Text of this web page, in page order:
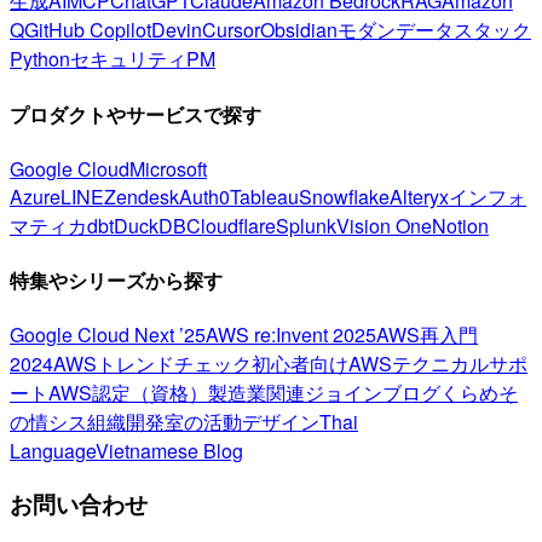
QGitHub CopilotDevinCursorObsidianモダンデータスタック
PythonセキュリティPM
プロダクトやサービスで探す
Google CloudMicrosoft
AzureLINEZendeskAuth0TableauSnowflakeAlteryxインフォ
マティカdbtDuckDBCloudflareSplunkVision OneNotion
特集やシリーズから探す
Google Cloud Next ’25AWS re:Invent 2025AWS再入門
2024AWSトレンドチェック初心者向けAWSテクニカルサポ
ートAWS認定（資格） 製造業関連ジョインブログくらめそ
の情シス組織開発室の活動デザインThai
LanguageVietnamese Blog
お問い合わせ